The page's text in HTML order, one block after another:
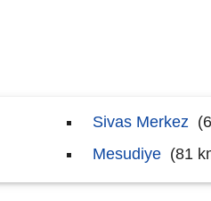
Sivas Merkez
Mesudiye (81